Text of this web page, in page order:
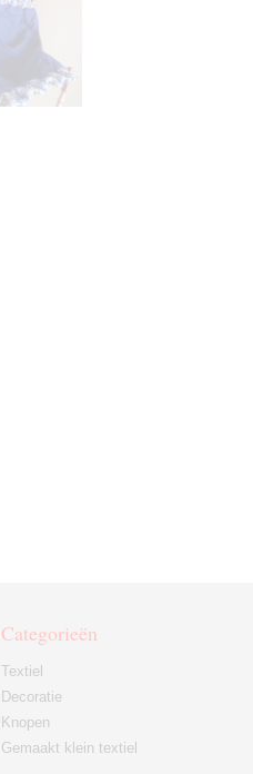
Categorieën
Textiel
Decoratie
Knopen
Gemaakt klein textiel